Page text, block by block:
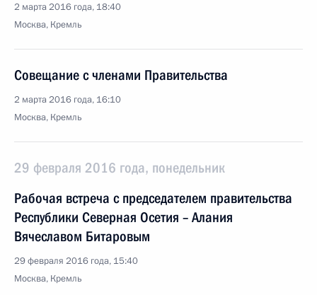
2 марта 2016 года, 18:40
Москва, Кремль
Совещание с членами Правительства
2 марта 2016 года, 16:10
Москва, Кремль
29 февраля 2016 года, понедельник
Рабочая встреча с председателем правительства
Республики Северная Осетия – Алания
Вячеславом Битаровым
29 февраля 2016 года, 15:40
Москва, Кремль